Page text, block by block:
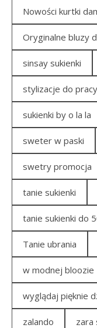
Nowości kurtki
Oryginalne bluzy
sinsay sukienki
stylizacje do pracy
sukienki by o la la
sweter w paski
swetry promocja
tanie sukienki
tanie sukienki do
Tanie ubrania
w modnej bloozie
wyglądaj pięknie
zalando zara